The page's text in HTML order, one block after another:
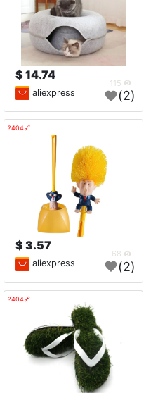
14.74 $
aliexpress (2)
🔗404?
3.57 $
aliexpress (2)
🔗404?